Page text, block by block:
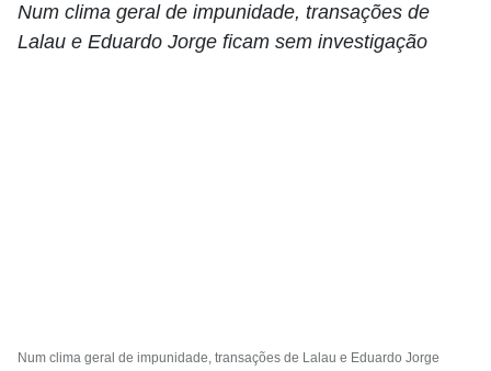
Num clima geral de impunidade, transações de
Lalau e Eduardo Jorge ficam sem investigação
Num clima geral de impunidade, transações de Lalau e Eduardo Jorge